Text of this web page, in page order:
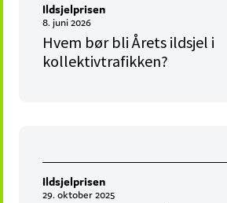
Ildsjelprisen
8. juni 2026
Hvem bør bli Årets ildsjel i
kollektivtrafikken?
Ildsjelprisen
29. oktober 2025